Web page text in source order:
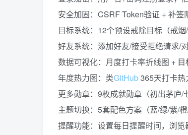
安全加固：CSRF Token验证 + 补签
目标系统：12个预设戒除目标（戒
好友系统：添加好友/接受拒绝请求/
数据可视化：月度打卡率折线图 + 目
年度热力图：类GitHub365天打卡热
更多勋章：9枚成就勋章（初出茅庐
主题切换：5套配色方案（蓝/绿/紫/
提醒功能：设置每日提醒时间，浏览